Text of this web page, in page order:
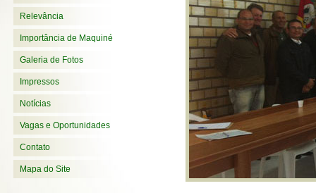
Relevância
Importância de Maquiné
Galeria de Fotos
Impressos
Notícias
Vagas e Oportunidades
Contato
Mapa do Site